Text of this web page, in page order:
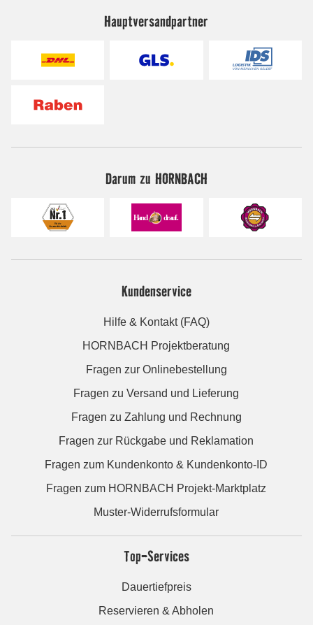
Hauptversandpartner
Darum zu HORNBACH
Kundenservice
Hilfe & Kontakt (FAQ)
HORNBACH Projektberatung
Fragen zur Onlinebestellung
Fragen zu Versand und Lieferung
Fragen zu Zahlung und Rechnung
Fragen zur Rückgabe und Reklamation
Fragen zum Kundenkonto & Kundenkonto-ID
Fragen zum HORNBACH Projekt-Marktplatz
Muster-Widerrufsformular
Top-Services
Dauertiefpreis
Reservieren & Abholen